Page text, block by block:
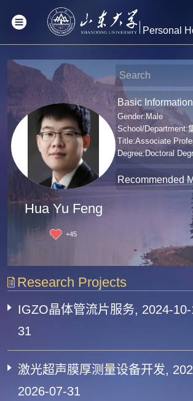
Personal
Hua Yu Feng
+45
Basic Information
Gender:Male
School/Department:
Title:Associate
Degree:Doctoral
Recommended
Research Projects
IGZO晶体管流片服务, 2024-
31
激光超声膜厚测量设备开发,
2026-07-31